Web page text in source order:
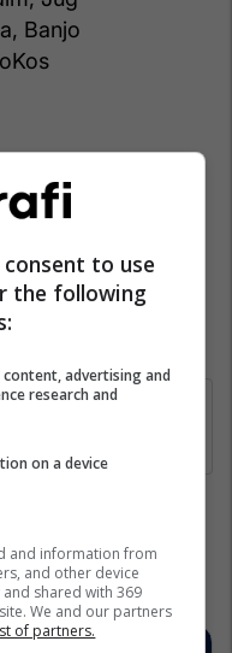
Banjo
444
to use
the following
advertising and
research and
on a device
and information from
and other device
shared with 369
We and our partners
of partners.